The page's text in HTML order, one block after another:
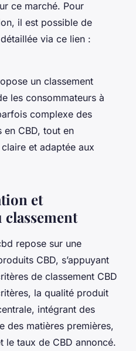
ce marché. Pour
il est possible de
via ce lien :
un classement
les consommateurs à
complexe des
CBD, tout en
et adaptée aux
et
repose sur une
CBD, s’appuyant
de classement CBD
la qualité produit
intégrant des
des matières premières,
le taux de CBD annoncé.